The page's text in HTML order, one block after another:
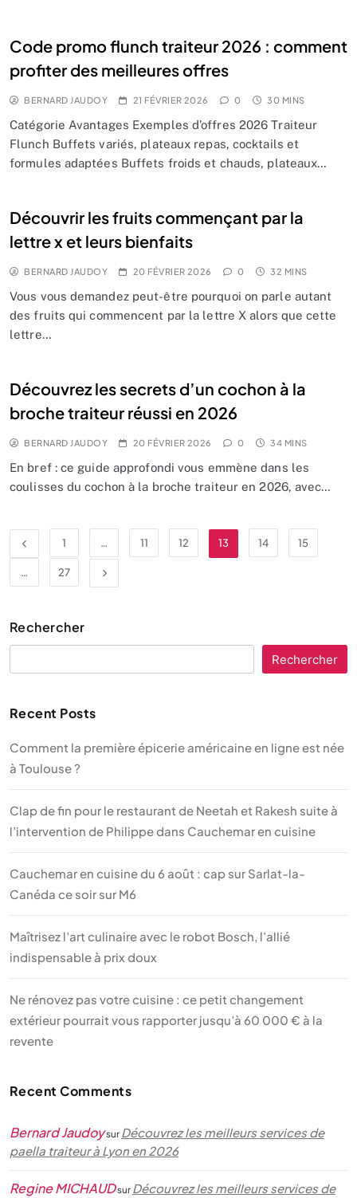
Code promo flunch traiteur 2026 : comment
profiter des meilleures offres
BERNARD JAUDOY 21 FÉVRIER 2026 0 30 MINS
Catégorie Avantages Exemples d’offres 2026 Traiteur
Flunch Buffets variés, plateaux repas, cocktails et
formules adaptées Buffets froids et chauds, plateaux…
Découvrir les fruits commençant par la
lettre x et leurs bienfaits
BERNARD JAUDOY 20 FÉVRIER 2026 0 32 MINS
Vous vous demandez peut-être pourquoi on parle autant
des fruits qui commencent par la lettre X alors que cette
lettre…
Découvrez les secrets d’un cochon à la
broche traiteur réussi en 2026
BERNARD JAUDOY 20 FÉVRIER 2026 0 34 MINS
En bref : ce guide approfondi vous emmène dans les
coulisses du cochon à la broche traiteur en 2026, avec…
1 … 11 12 13 14 15
… 27
Rechercher
Rechercher
Recent Posts
Comment la première épicerie américaine en ligne est née
à Toulouse ?
Clap de fin pour le restaurant de Neetah et Rakesh suite à
l’intervention de Philippe dans Cauchemar en cuisine
Cauchemar en cuisine du 6 août : cap sur Sarlat-la-
Canéda ce soir sur M6
Maîtrisez l’art culinaire avec le robot Bosch, l’allié
indispensable à prix doux
Ne rénovez pas votre cuisine : ce petit changement
extérieur pourrait vous rapporter jusqu’à 60 000 € à la
revente
Recent Comments
Bernard Jaudoysur Découvrez les meilleurs services de
paella traiteur à Lyon en 2026
Regine MICHAUDsur Découvrez les meilleurs services de